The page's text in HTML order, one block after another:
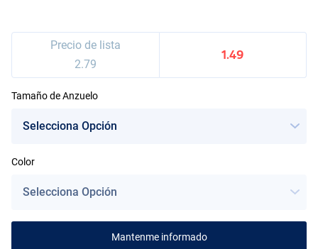
Precio de lista
2.79
1.49
Tamaño de Anzuelo
Color
Mantenme informado